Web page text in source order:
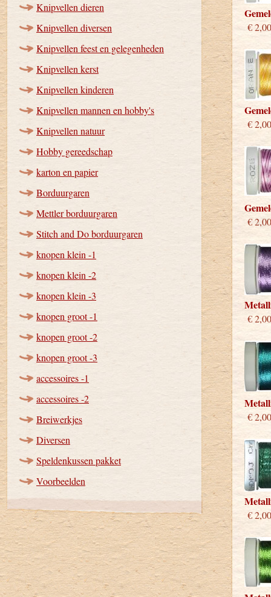
Knipvellen dieren
Knipvellen diversen
Knipvellen feest en gelegenheden
Knipvellen kerst
Knipvellen kinderen
Knipvellen mannen en hobby's
Knipvellen natuur
Hobby gereedschap
karton en papier
Borduurgaren
Mettler borduurgaren
Stitch and Do borduurgaren
knopen klein -1
knopen klein -2
knopen klein -3
knopen groot -1
knopen groot -2
knopen groot -3
accessoires -1
accessoires -2
Breiwerkjes
Diversen
Speldenkussen pakket
Voorbeelden
€ 2,00
€ 2,00
€ 2,00
€ 2,00
€ 2,00
€ 2,00